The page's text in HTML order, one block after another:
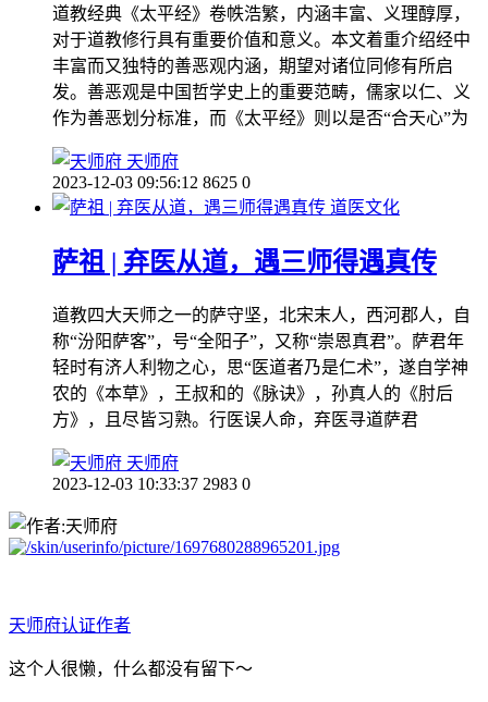
道教经典《太平经》卷帙浩繁，内涵丰富、义理醇厚，
对于道教修行具有重要价值和意义。本文着重介绍经中
丰富而又独特的善恶观内涵，期望对诸位同修有所启
发。善恶观是中国哲学史上的重要范畴，儒家以仁、义
作为善恶划分标准，而《太平经》则以是否“合天心”为
天师府
2023-12-03 09:56:12 8625 0
道医文化
萨祖 | 弃医从道，遇三师得遇真传
道教四大天师之一的萨守坚，北宋末人，西河郡人，自
称“汾阳萨客”，号“全阳子”，又称“崇恩真君”。萨君年
轻时有济人利物之心，思“医道者乃是仁术”，遂自学神
农的《本草》，王叔和的《脉诀》，孙真人的《肘后
方》，且尽皆习熟。行医误人命，弃医寻道萨君
天师府
2023-12-03 10:33:37 2983 0
天师府认证作者
这个人很懒，什么都没有留下～